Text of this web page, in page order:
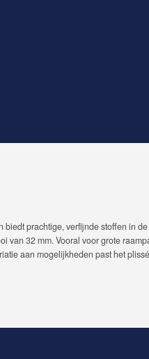
prachtige, verfijnde stoffen in
van 32 mm. Vooral voor grote
aan mogelijkheden past het